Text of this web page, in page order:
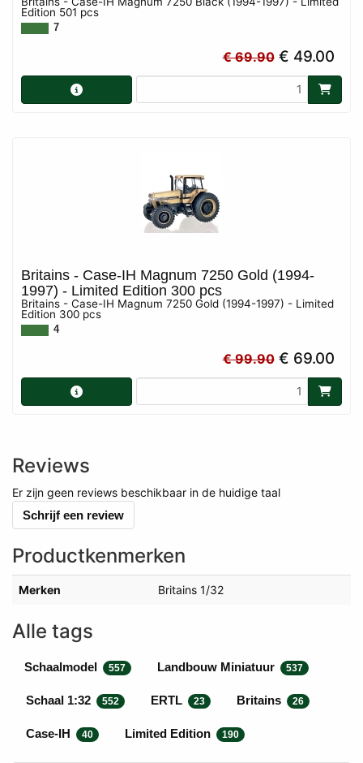
Edition 501 pcs
7
€ 69.90€ 49.00
Britains - Case-IH Magnum 7250 Gold (1994-
1997) - Limited Edition 300 pcs
Britains - Case-IH Magnum 7250 Gold (1994-1997) - Limited
Edition 300 pcs
4
€ 99.90€ 69.00
Reviews
Er zijn geen reviews beschikbaar in de huidige taal
Schrijf een review
Productkenmerken
Merken Britains 1/32
Alle tags
Schaalmodel 557 Landbouw Miniatuur 537
Schaal 1:32 552 ERTL 23 Britains 26
Case-IH 40 Limited Edition 190